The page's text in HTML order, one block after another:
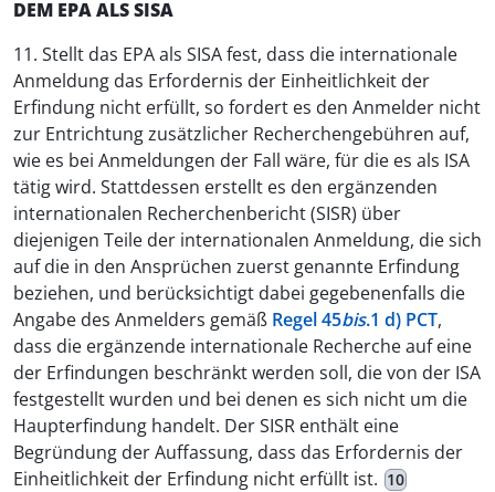
DEM EPA ALS SISA
11. Stellt das EPA als SISA fest, dass die internationale
Anmeldung das Erfordernis der Einheitlichkeit der
Erfindung nicht erfüllt, so fordert es den Anmelder nicht
zur Entrichtung zusätzlicher Recherchengebühren auf,
wie es bei Anmeldungen der Fall wäre, für die es als ISA
tätig wird. Stattdessen erstellt es den ergänzenden
internationalen Recherchenbericht (SISR) über
diejenigen Teile der internationalen Anmeldung, die sich
auf die in den Ansprüchen zuerst genannte Erfindung
beziehen, und berücksichtigt dabei gegebenenfalls die
Angabe des Anmelders gemäß Regel 45bis.1 d) PCT,
dass die ergänzende internationale Recherche auf eine
der Erfindungen beschränkt werden soll, die von der ISA
festgestellt wurden und bei denen es sich nicht um die
Haupterfindung handelt. Der SISR enthält eine
Begründung der Auffassung, dass das Erfordernis der
Einheitlichkeit der Erfindung nicht erfüllt ist. 10